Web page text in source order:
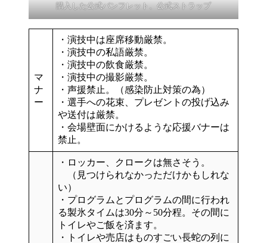
購入した公式パンフレット、公式ストラップ
マ
ナ
ー
・ 演技中は座席移動厳禁。
・ 演技中の私語厳禁。
・ 演技中の飲食厳禁。
・ 演技中の撮影厳禁。
・ 声援禁止 。（感染防止対策の為）
・選手への花束、プレゼントの投げ込み
や送付は厳禁。
・会場壁面にかけるような応援バナーは
禁止。
・ロッカー、クロークは無さそう。
（見つけられなかっただけかもしれな
い）
・プログラムとプログラムの間に行われ
る製氷タイムは30分～50分程。その間に
トイレやご飯を済ます。
・
トイレや売店はものすごい長蛇の列に